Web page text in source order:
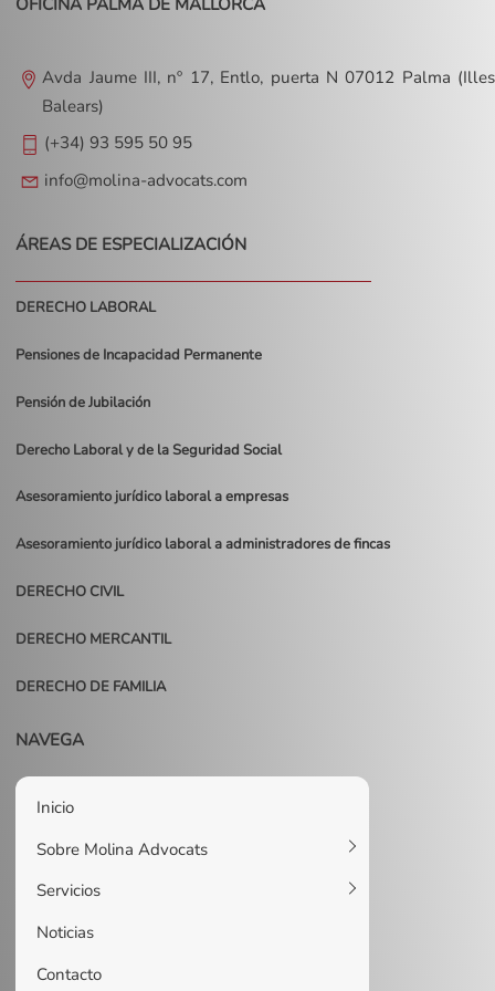
OFICINA PALMA DE MALLORCA
Avda Jaume III, nº 17, Entlo, puerta N 07012 Palma (Illes
Balears)
(+34) 93 595 50 95
info@molina-advocats.com
ÁREAS DE ESPECIALIZACIÓN
DERECHO LABORAL
Pensiones de Incapacidad Permanente
Pensión de Jubilación
Derecho Laboral y de la Seguridad Social
Asesoramiento jurídico laboral a empresas
Asesoramiento jurídico laboral a administradores de fincas
DERECHO CIVIL
DERECHO MERCANTIL
DERECHO DE FAMILIA
NAVEGA
Inicio
Sobre Molina Advocats
Servicios
Noticias
Contacto